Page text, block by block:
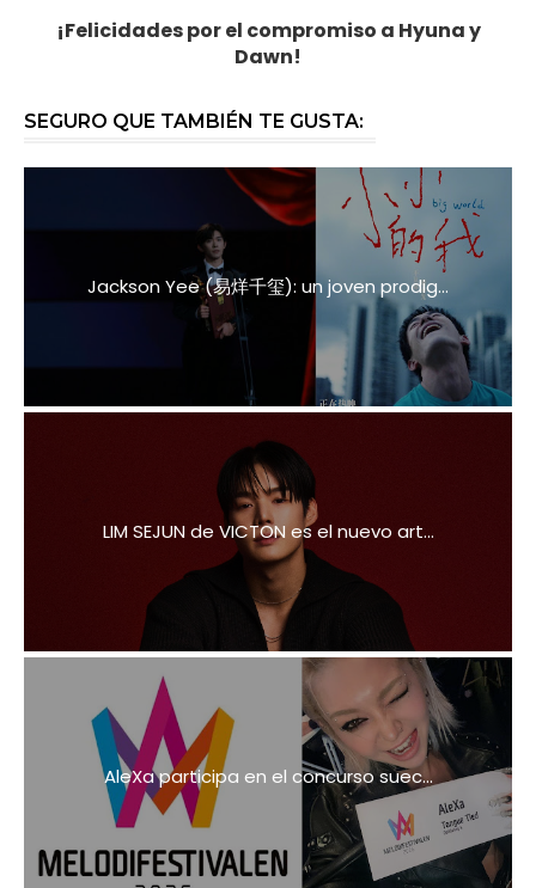
¡Felicidades por el compromiso a Hyuna y
Dawn!
SEGURO QUE TAMBIÉN TE GUSTA:
Jackson Yee (易烊千玺): un joven prodig...
LIM SEJUN de VICTON es el nuevo art...
AleXa participa en el concurso suec...